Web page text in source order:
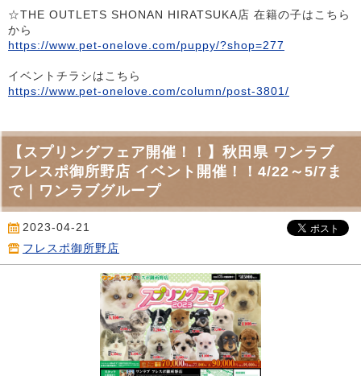
☆THE OUTLETS SHONAN HIRATSUKA店 在籍の子はこちら
から
https://www.pet-onelove.com/puppy/?shop=277
イベントチラシはこちら
https://www.pet-onelove.com/column/post-3801/
【スプリングフェア開催！！】秋田県 ワンラブ
フレスポ御所野店 イベント開催！！4/22～5/7ま
で｜ワンラブグループ
2023-04-21
フレスポ御所野店